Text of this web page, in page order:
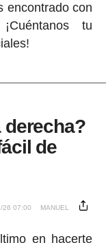
encontrado con
tu
derecha?
de
26 07:00 MANUEL
en hacerte